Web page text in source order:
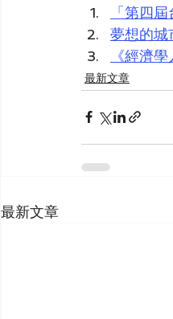
「第四
夢想的城
《經濟
最新文章
最新文章